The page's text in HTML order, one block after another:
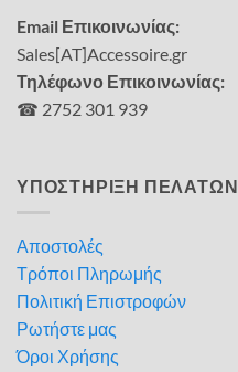
Email Επικοινωνίας:
Sales[AT]Accessoire.gr
Τηλέφωνο Επικοινωνίας:
☎ 2752 301 939
ΥΠΟΣΤΗΡΙΞΗ ΠΕΛΑΤΩΝ
Αποστολές
Τρόποι Πληρωμής
Πολιτική Επιστροφών
Ρωτήστε μας
Όροι Χρήσης